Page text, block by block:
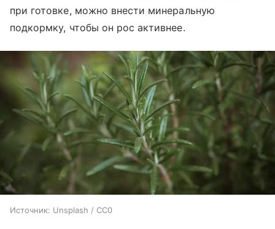
при готовке, можно внести минеральную
подкормку, чтобы он рос активнее.
Источник: Unsplash / CC0